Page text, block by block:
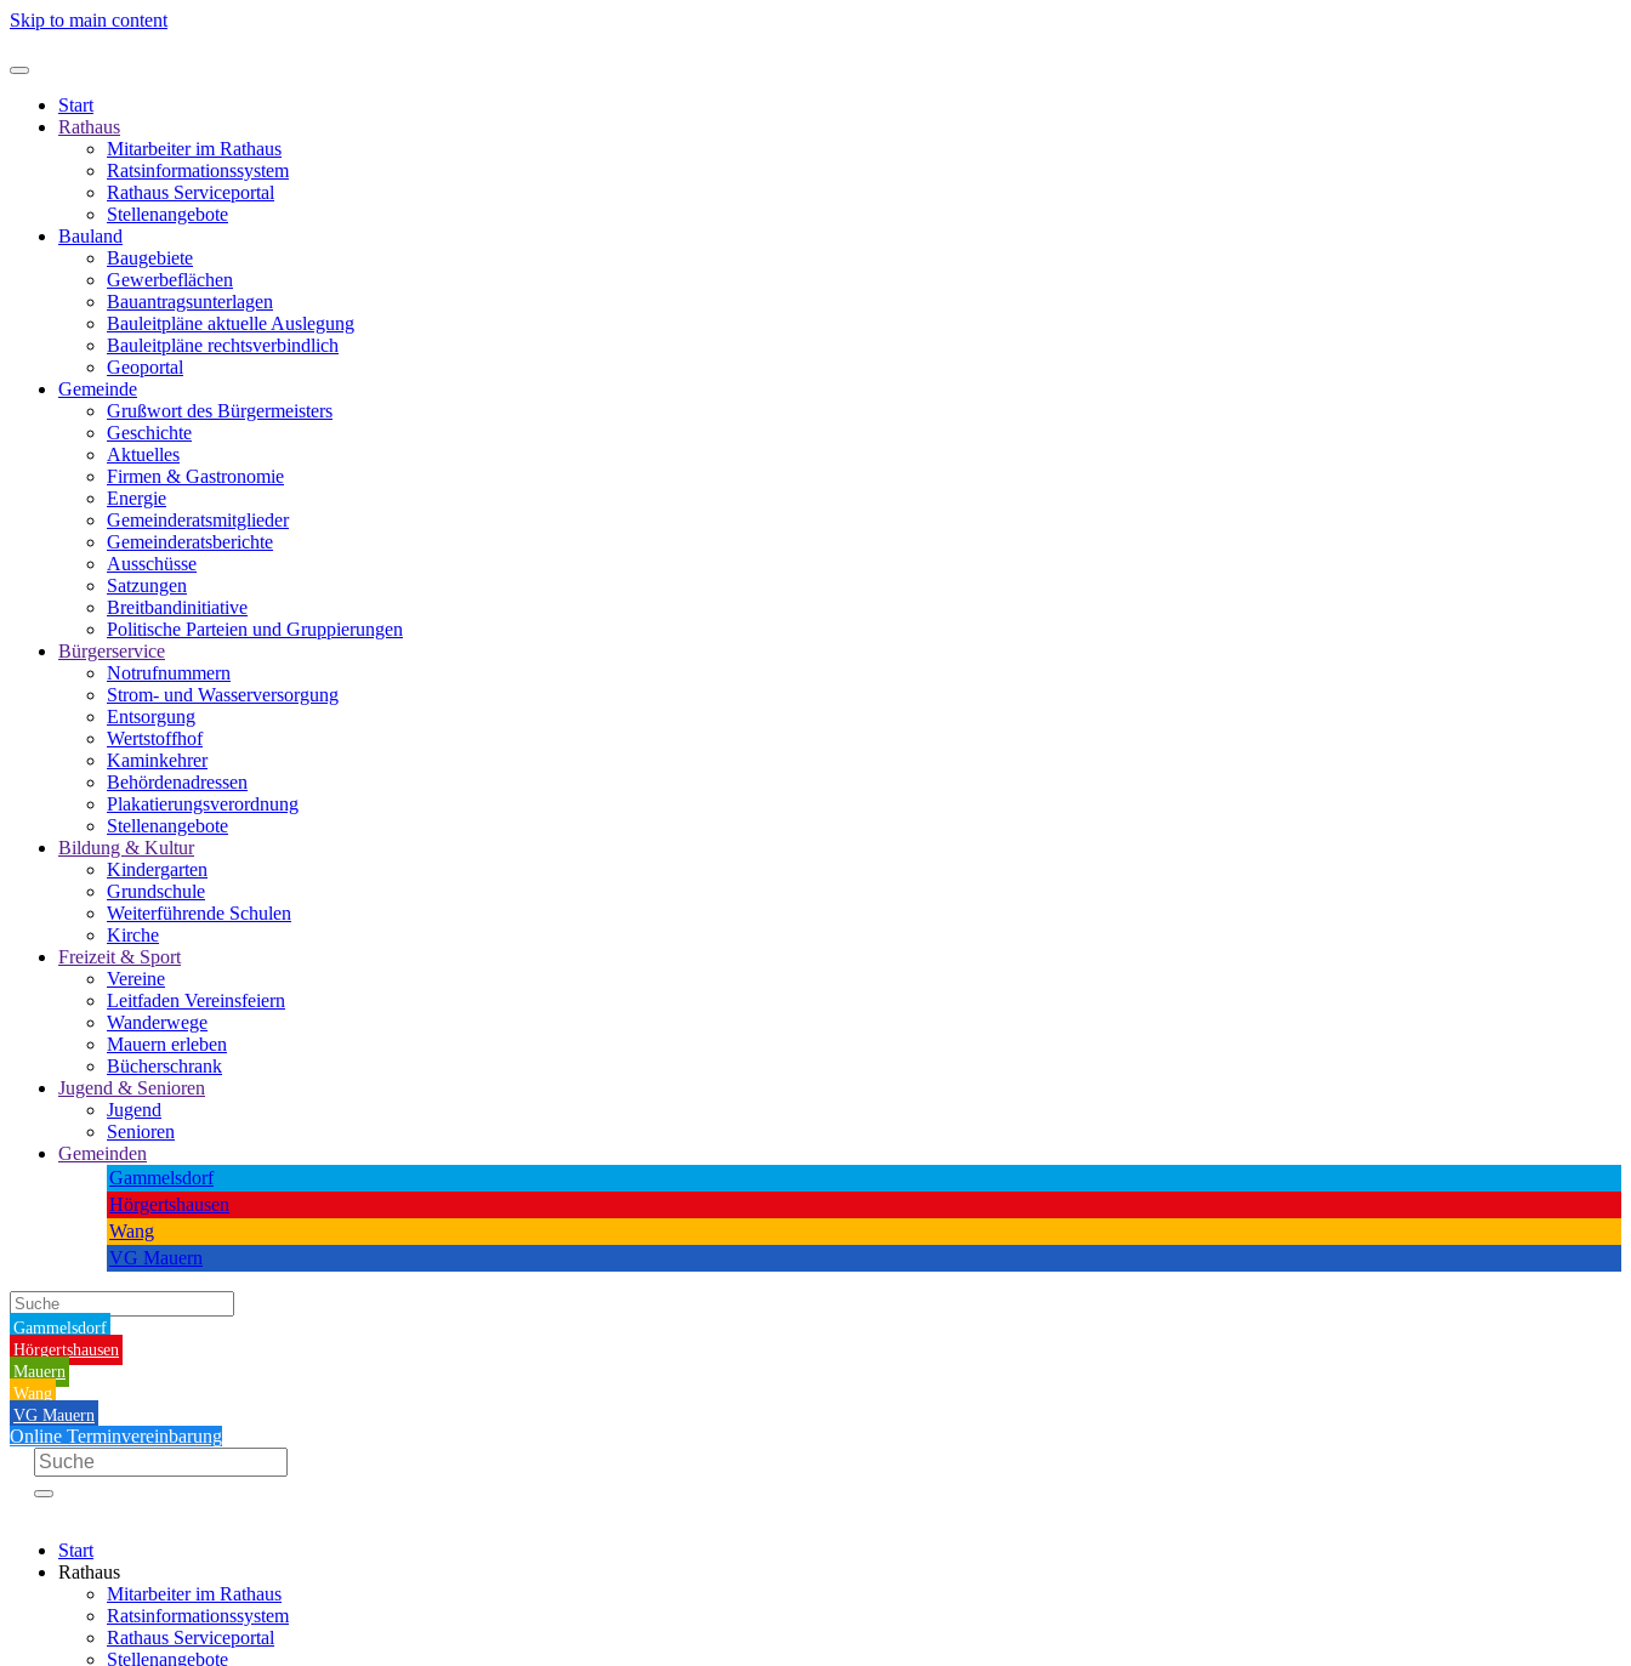
Skip to main content
Start
Rathaus
Mitarbeiter im Rathaus
Ratsinformationssystem
Rathaus Serviceportal
Stellenangebote
Bauland
Baugebiete
Gewerbeflächen
Bauantragsunterlagen
Bauleitpläne aktuelle Auslegung
Bauleitpläne rechtsverbindlich
Geoportal
Gemeinde
Grußwort des Bürgermeisters
Geschichte
Aktuelles
Firmen & Gastronomie
Energie
Gemeinderatsmitglieder
Gemeinderatsberichte
Ausschüsse
Satzungen
Breitbandinitiative
Politische Parteien und Gruppierungen
Bürgerservice
Notrufnummern
Strom- und Wasserversorgung
Entsorgung
Wertstoffhof
Kaminkehrer
Behördenadressen
Plakatierungsverordnung
Stellenangebote
Bildung & Kultur
Kindergarten
Grundschule
Weiterführende Schulen
Kirche
Freizeit & Sport
Vereine
Leitfaden Vereinsfeiern
Wanderwege
Mauern erleben
Bücherschrank
Jugend & Senioren
Jugend
Senioren
Gemeinden
Gammelsdorf
Hörgertshausen
Wang
VG Mauern
Gammelsdorf
Hörgertshausen
Mauern
Wang
VG Mauern
Online Terminvereinbarung
Start
Rathaus
Mitarbeiter im Rathaus
Ratsinformationssystem
Rathaus Serviceportal
Stellenangebote